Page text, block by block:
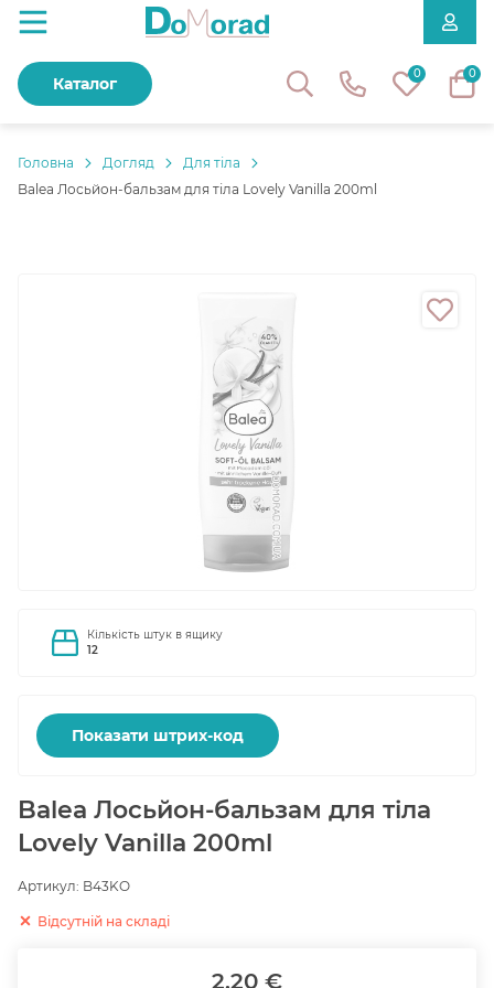
0 0
Каталог
Головнa Догляд
Для тіла
Balea Лосьйон-бальзам для тіла Lovely Vanilla 200ml
Кількість штук в ящику
12
Показати штрих-код
Balea Лосьйон-бальзам для тіла
Lovely Vanilla 200ml
Артикул: B43KO
Відсутній на складі
2.20 €